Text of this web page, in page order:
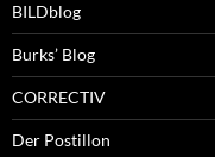
BILDblog
Burks’ Blog
CORRECTIV
Der Postillon